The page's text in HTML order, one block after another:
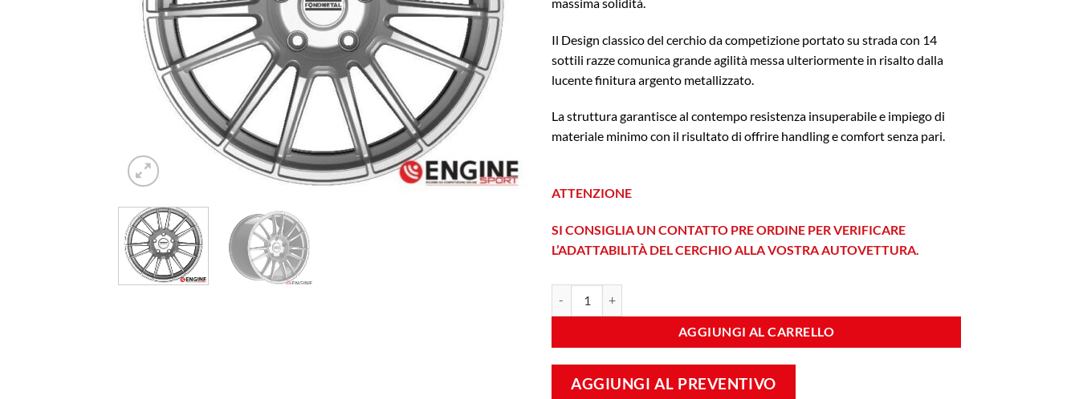
Il Design classico del cerchio da competizione portato su strada con 14
sottili razze comunica grande agilità messa ulteriormente in risalto dalla
lucente finitura argento metallizzato.
La struttura garantisce al contempo resistenza insuperabile e impiego di
materiale minimo con il risultato di offrire handling e comfort senza pari.
ATTENZIONE
SI CONSIGLIA UN CONTATTO PRE ORDINE PER VERIFICARE
L’ADATTABILITÀ DEL CERCHIO ALLA VOSTRA AUTOVETTURA.
AGGIUNGI AL CARRELLO
AGGIUNGI AL PREVENTIVO